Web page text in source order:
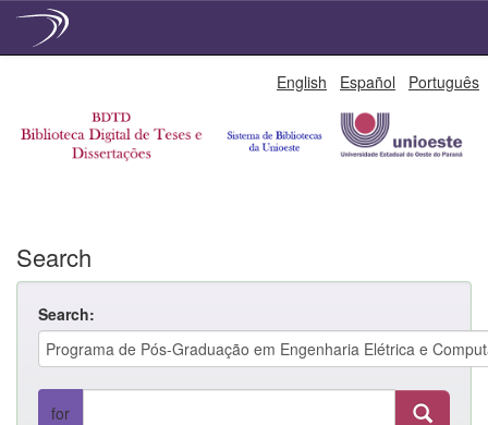
English Español Português
Search
Search:
for